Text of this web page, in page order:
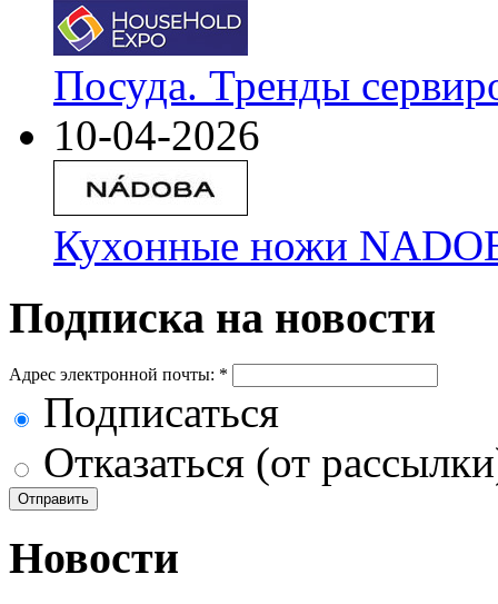
Посуда. Тренды
10-04-2026
Кухонные ножи
Подписка на новости
Адрес электронной почты: *
Подписаться
Отказаться (от
Новости